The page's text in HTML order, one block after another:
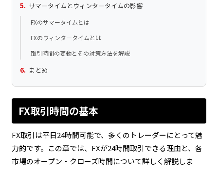
サマータイムとウィンタータイムの影響
FXのサマータイムとは
FXのウィンタータイムとは
取引時間の変動とその対策方法を解説
まとめ
FX取引時間の基本
FX取引は平日24時間可能で、多くのトレーダーにとって魅
力的です。この章では、FXが24時間取引できる理由と、各
市場のオープン・クローズ時間について詳しく解説しま